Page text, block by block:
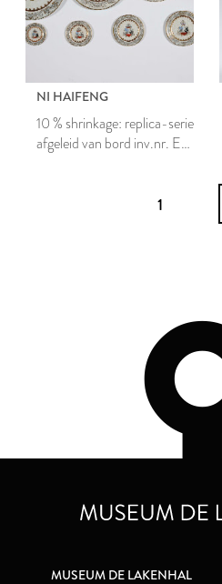
NI HAIFENG
10 % shrinkage: replica-serie
afgeleid van bord inv.nr. E
1
MUSEUM DE LAKENHAL